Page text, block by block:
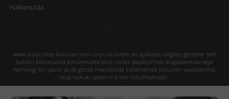
Hakkımızda
www.bizial.shop bulunan tüm ürün ürünlere ait açıklayıcı bilgiler, görseller telif
hakları kanununca korunmakta olup izinsiz paylaşılması, kopyalanması veya
herhangi biri yazılı ya da görsel mecralarda kullanılması kanunen yasaklanmış
olup hukuki yaptırıma tabi tutulmaktadır.